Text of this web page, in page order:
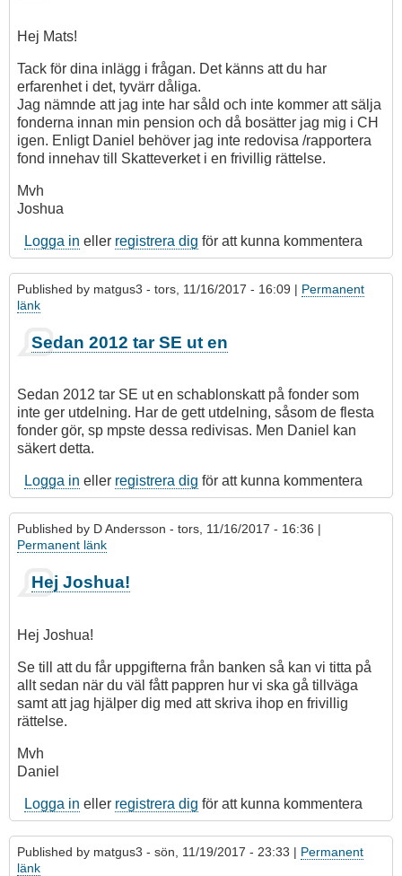
Hej Mats!
Tack för dina inlägg i frågan. Det känns att du har
erfarenhet i det, tyvärr dåliga.
Jag nämnde att jag inte har såld och inte kommer att sälja
fonderna innan min pension och då bosätter jag mig i CH
igen. Enligt Daniel behöver jag inte redovisa /rapportera
fond innehav till Skatteverket i en frivillig rättelse.
Mvh
Joshua
Logga in eller registrera dig för att kunna kommentera
Published by matgus3 - tors, 11/16/2017 - 16:09 | Permanent
länk
Sedan 2012 tar SE ut en
Sedan 2012 tar SE ut en schablonskatt på fonder som
inte ger utdelning. Har de gett utdelning, såsom de flesta
fonder gör, sp mpste dessa redivisas. Men Daniel kan
säkert detta.
Logga in eller registrera dig för att kunna kommentera
Published by D Andersson - tors, 11/16/2017 - 16:36 |
Permanent länk
Hej Joshua!
Hej Joshua!
Se till att du får uppgifterna från banken så kan vi titta på
allt sedan när du väl fått pappren hur vi ska gå tillväga
samt att jag hjälper dig med att skriva ihop en frivillig
rättelse.
Mvh
Daniel
Logga in eller registrera dig för att kunna kommentera
Published by matgus3 - sön, 11/19/2017 - 23:33 | Permanent
länk